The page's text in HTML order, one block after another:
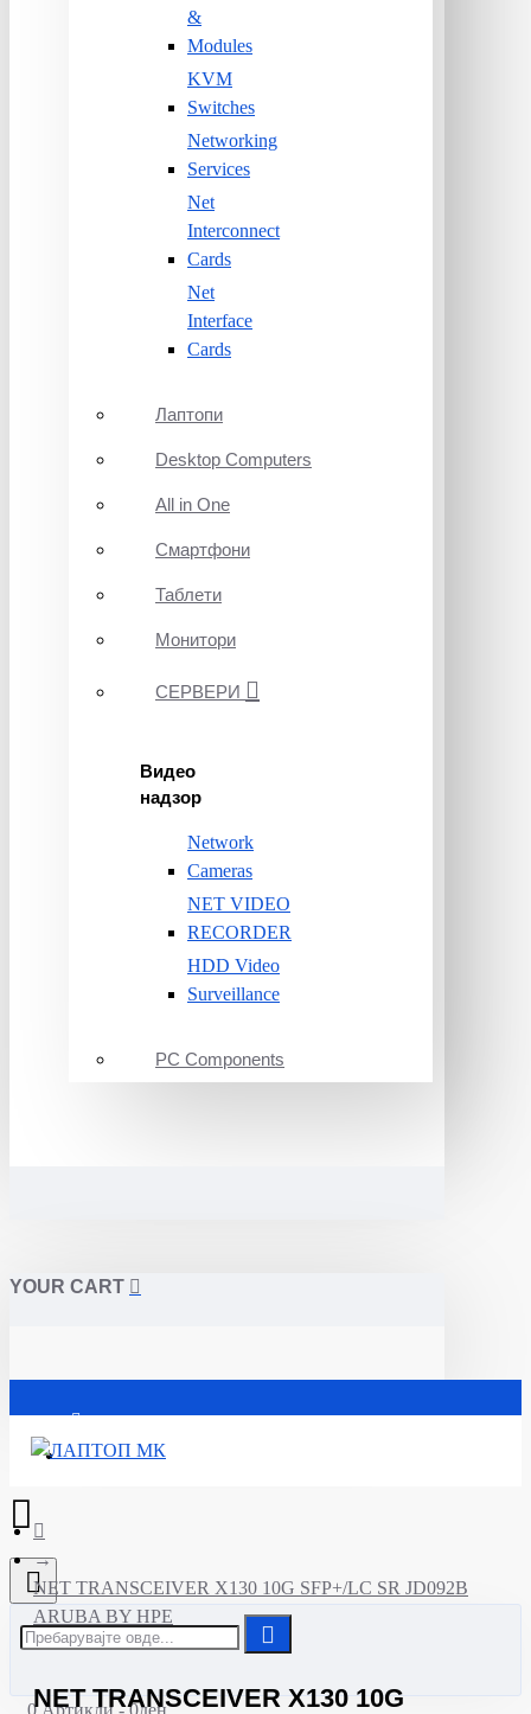
&
Modules
KVM
Switches
Networking
Services
Net
Interconnect
Cards
Net
Interface
Cards
Лаптопи
Desktop Computers
All in One
Смартфони
Таблети
Монитори
СЕРВЕРИ
Видео
надзор
Network
Cameras
NET VIDEO
RECORDER
HDD Video
Surveillance
PC Components
YOUR CART
Почетна
0 Артикли - 0ден.
NET TRANSCEIVER X130 10G SFP+/LC SR JD092B
ARUBA BY HPE
NET TRANSCEIVER X130 10G